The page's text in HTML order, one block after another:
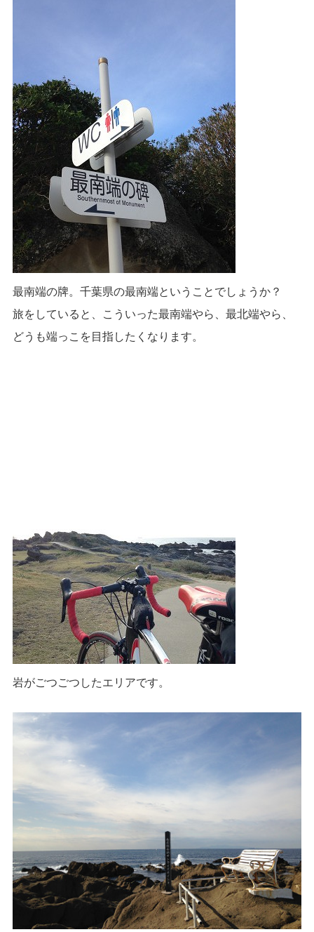
最南端の牌。千葉県の最南端ということでしょうか？
旅をしていると、こういった最南端やら、最北端やら、
どうも端っこを目指したくなります。
岩がごつごつしたエリアです。